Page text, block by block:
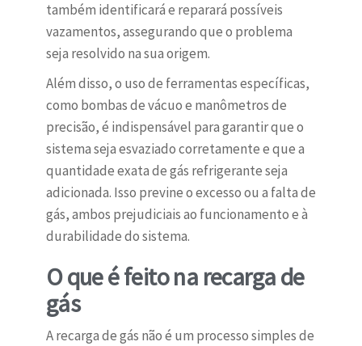
também identificará e reparará possíveis
vazamentos, assegurando que o problema
seja resolvido na sua origem.
Além disso, o uso de ferramentas específicas,
como bombas de vácuo e manômetros de
precisão, é indispensável para garantir que o
sistema seja esvaziado corretamente e que a
quantidade exata de gás refrigerante seja
adicionada. Isso previne o excesso ou a falta de
gás, ambos prejudiciais ao funcionamento e à
durabilidade do sistema.
O que é feito na recarga de
gás
A recarga de gás não é um processo simples de